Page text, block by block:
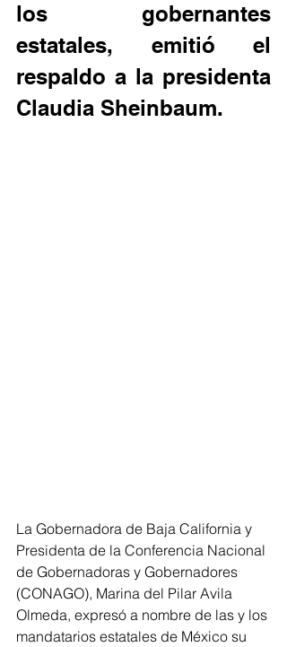
los gobernantes
estatales, emitió el
respaldo a la presidenta
Claudia Sheinbaum.
La Gobernadora de Baja California y
Presidenta de la Conferencia Nacional
de Gobernadoras y Gobernadores
(CONAGO), Marina del Pilar Avila
Olmeda, expresó a nombre de las y los
mandatarios estatales de México su